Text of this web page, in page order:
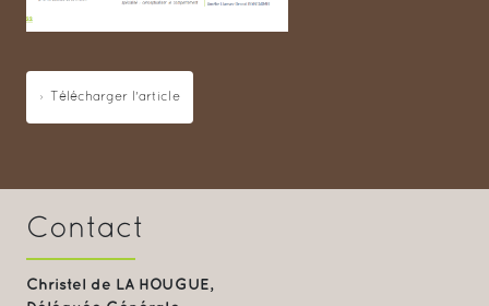
Télécharger l'article
Contact
Christel de LA HOUGUE,